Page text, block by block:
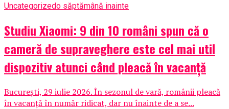
Uncategorizedo săptămână inainte
Studiu Xiaomi: 9 din 10 români spun că o
cameră de supraveghere este cel mai util
dispozitiv atunci când pleacă în vacanță
București, 29 iulie 2026. În sezonul de vară, românii pleacă
în vacanță în număr ridicat, dar nu înainte de a se...